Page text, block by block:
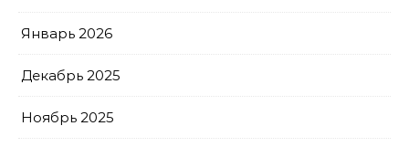
Январь 2026
Декабрь 2025
Ноябрь 2025